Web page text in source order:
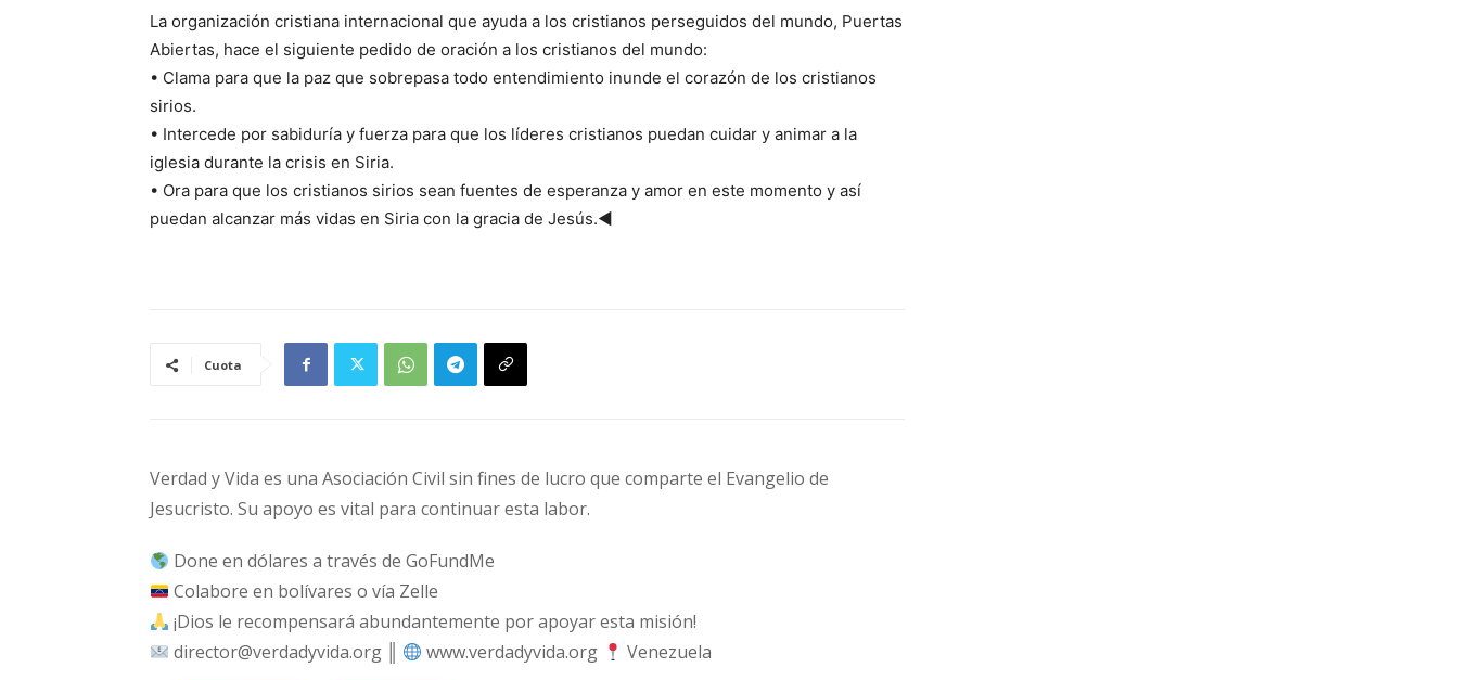
La organización cristiana internacional que ayuda a los cristianos perseguidos del mundo, Puertas
Abiertas, hace el siguiente pedido de oración a los cristianos del mundo:
• Clama para que la paz que sobrepasa todo entendimiento inunde el corazón de los cristianos
sirios.
• Intercede por sabiduría y fuerza para que los líderes cristianos puedan cuidar y animar a la
iglesia durante la crisis en Siria.
• Ora para que los cristianos sirios sean fuentes de esperanza y amor en este momento y así
puedan alcanzar más vidas en Siria con la gracia de Jesús.◄
Cuota
Verdad y Vida es una Asociación Civil sin fines de lucro que comparte el Evangelio de
Jesucristo. Su apoyo es vital para continuar esta labor.
Done en dólares a través de GoFundMe
Colabore en bolívares o vía Zelle
¡Dios le recompensará abundantemente por apoyar esta misión!
director@verdadyvida.org ║
www.verdadyvida.org Venezuela